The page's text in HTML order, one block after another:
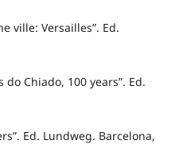
ville: Versailles”. Ed.
do Chiado, 100 years”. Ed.
Ed. Lundweg. Barcelona,